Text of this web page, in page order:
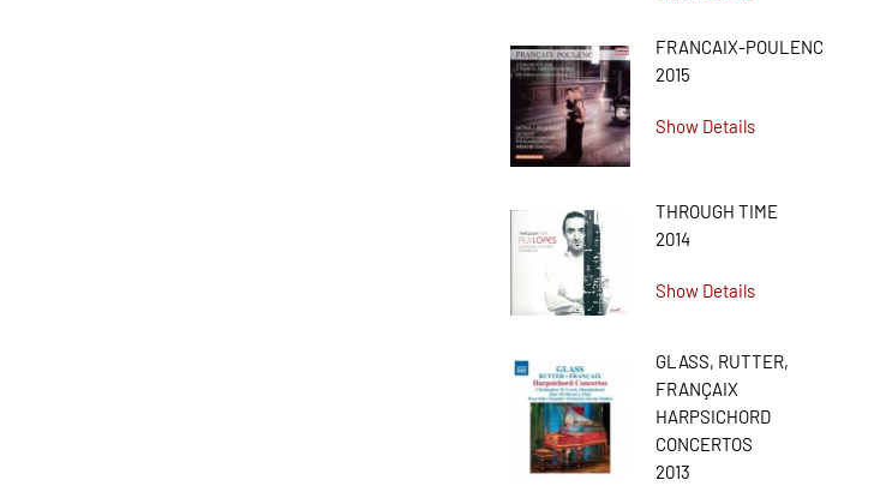
FRANCAIX-POULENC
2015
Show Details
THROUGH TIME
2014
Show Details
GLASS, RUTTER,
FRANÇAIX
HARPSICHORD
CONCERTOS
2013